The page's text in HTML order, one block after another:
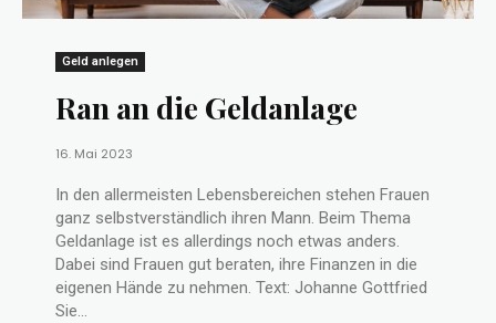
Geld anlegen
Ran an die Geldanlage
16. Mai 2023
In den allermeisten Lebensbereichen stehen Frauen
ganz selbstverständlich ihren Mann. Beim Thema
Geldanlage ist es allerdings noch etwas anders.
Dabei sind Frauen gut beraten, ihre Finanzen in die
eigenen Hände zu nehmen. Text: Johanne Gottfried
Sie...